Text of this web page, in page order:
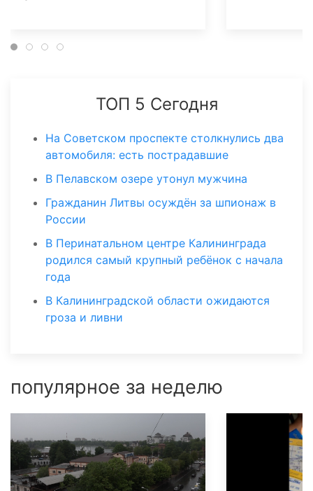
ТОП 5 Сегодня
На Советском проспекте столкнулись два
автомобиля: есть пострадавшие
В Пелавском озере утонул мужчина
Гражданин Литвы осуждён за шпионаж в
России
В Перинатальном центре Калининграда
родился самый крупный ребёнок с начала
года
В Калининградской области ожидаются
гроза и ливни
популярное за неделю